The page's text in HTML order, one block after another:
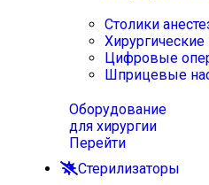
Столики
Цифровые
Шприцевые
Оборудование
для хирургии
Перейти
Стерилизаторы